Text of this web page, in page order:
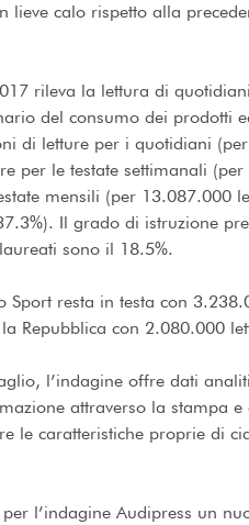
lieve calo rispetto alla
rileva la lettura di
del consumo dei prodotti
di letture per i quotidiani
per le testate settimanali
mensili (per 13.087.000
Il grado di istruzione
sono il 18.5%.
Sport resta in testa con
Repubblica con 2.080.000
l’indagine offre dati
attraverso la stampa e
le caratteristiche proprie di
l’indagine Audipress un